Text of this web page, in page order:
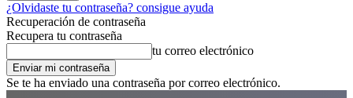
¿Olvidaste tu contraseña? consigue ayuda
Recuperación de contraseña
Recupera tu contraseña
tu correo electrónico
Se te ha enviado una contraseña por correo electrónico.